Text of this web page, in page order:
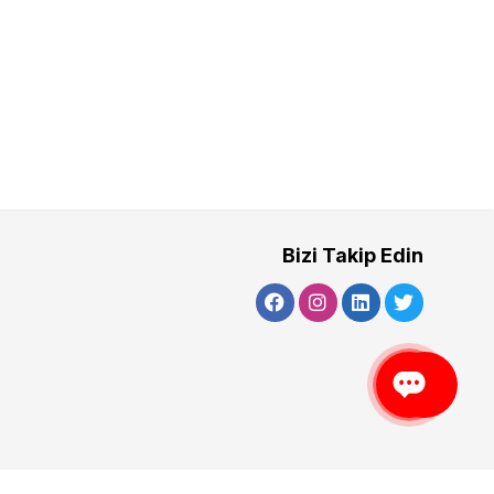
Bizi Takip Edin